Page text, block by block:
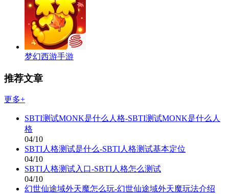
梦幻西游手游
推荐文章
更多+
SBTI测试MONK是什么人格-SBTI测试MONK是什么人
格
04/10
SBTI人格测试是什么-SBTI人格测试基本定位
04/10
SBTI人格测试入口-SBTI人格怎么测试
04/10
幻世仙途域外天魔怎么玩-幻世仙途域外天魔玩法介绍